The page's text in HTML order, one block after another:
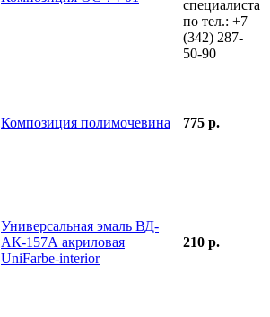
специалиста
по тел.: +7
(342) 287-
50-90
Композиция полимочевина 775 р.
Универсальная эмаль ВД-
АК-157А акриловая
UniFarbe-interior
210 р.